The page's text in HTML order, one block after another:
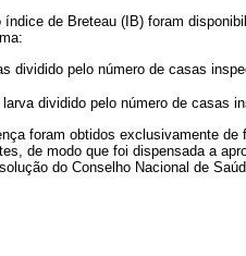
de Breteau (IB) foram
dividido pelo número de casas
dividido pelo número de casas
foram obtidos exclusivamente
de modo que foi dispensada a
do Conselho Nacional de